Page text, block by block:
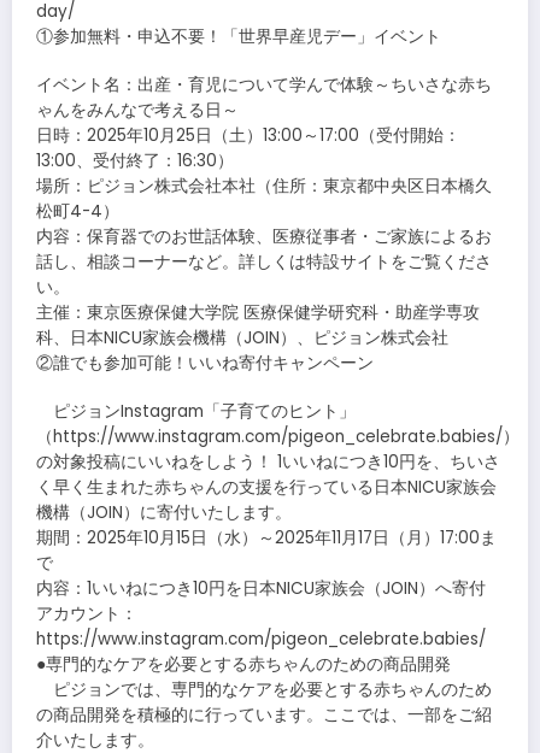
day/
①参加無料・申込不要！「世界早産児デー」イベント
イベント名：出産・育児について学んで体験～ちいさな赤ち
ゃんをみんなで考える日～
日時：2025年10月25日（土）13:00～17:00（受付開始：
13:00、受付終了：16:30）
場所：ピジョン株式会社本社（住所：東京都中央区日本橋久
松町4-4）
内容：保育器でのお世話体験、医療従事者・ご家族によるお
話し、相談コーナーなど。詳しくは特設サイトをご覧くださ
い。
主催：東京医療保健大学院 医療保健学研究科・助産学専攻
科、日本NICU家族会機構（JOIN）、ピジョン株式会社
②誰でも参加可能！いいね寄付キャンペーン
ピジョンInstagram「子育てのヒント」
（https://www.instagram.com/pigeon_celebrate.babies/）
の対象投稿にいいねをしよう！ 1いいねにつき10円を、ちいさ
く早く生まれた赤ちゃんの支援を行っている日本NICU家族会
機構（JOIN）に寄付いたします。
期間：2025年10月15日（水）～2025年11月17日（月）17:00ま
で
内容：1いいねにつき10円を日本NICU家族会（JOIN）へ寄付
アカウント：
https://www.instagram.com/pigeon_celebrate.babies/
●専門的なケアを必要とする赤ちゃんのための商品開発
ピジョンでは、専門的なケアを必要とする赤ちゃんのため
の商品開発を積極的に行っています。ここでは、一部をご紹
介いたします。